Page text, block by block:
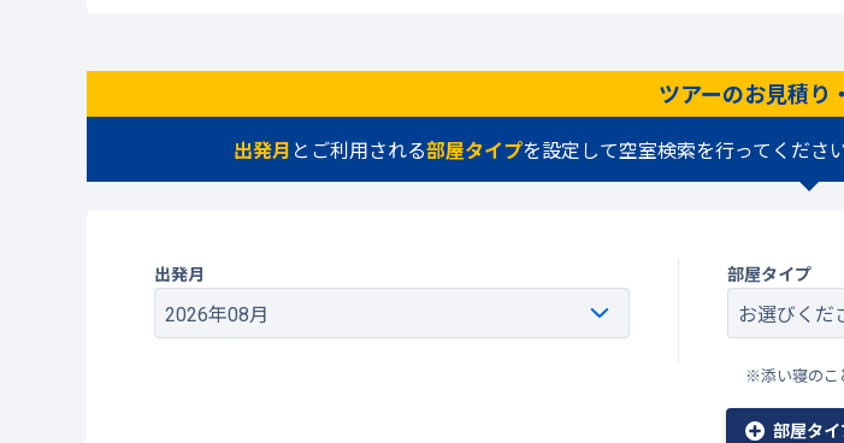
ツアーのお見積り
出発月 とご利用される部屋タイプを設定して空室検索を行ってくださ
出発月 部屋タイプ
※添い寝のこ
部屋タ